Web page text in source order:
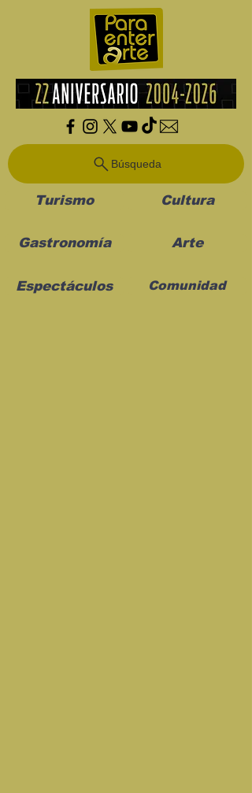
Búsqueda
Turismo Cultura
Gastronomía Arte
Espectáculos Comunidad